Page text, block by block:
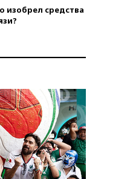
Россиянка
складе в Брянске
Минобороны
об ударах по двум
сухогрузам в
Школьники из РФ
на олимпиаде по
изобрел средства